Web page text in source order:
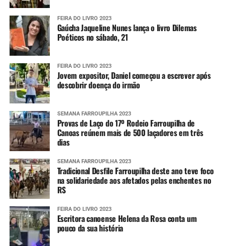
Para aumentar o nível de prevenção, as pessoas podem se
cadastrar para receberem os alertas meteorológicos da
Defesa Civil estadual. Para isso, é necessário enviar o CEP
da localidade por SMS para o número 40199. Em seguida,
uma confirmação é enviada, tornando o número
disponível para receber as informações sempre que elas
forem divulgadas.
Também é possível se cadastrar via aplicativo Whatsapp.
Para ter acesso ao serviço, é necessário se registrar pelo
telefone (61) 2034-4611 ou clicandoaqui. Em seguida, é
preciso interagir com o robô de atendimento enviando
um simples “Oi”.
Após a primeira interação, o usuário pode compartilhar
sua localização atual ou qualquer outra do seu interesse
para, dessa forma, receber as mensagens que serão
encaminhadas pela Defesa Civil estadual.
FEIRA DO LIVRO 2023
Gaúcha Jaqueline Nunes lança o livro Dilemas
Poéticos no sábado, 21
FEIRA DO LIVRO 2023
Jovem expositor, Daniel começou a escrever após
descobrir doença do irmão
SEMANA FARROUPILHA 2023
Provas de Laço do 17º Rodeio Farroupilha de
Canoas reúnem mais de 500 laçadores em três
dias
SEMANA FARROUPILHA 2023
Tradicional Desfile Farroupilha deste ano teve foco
na solidariedade aos afetados pelas enchentes no
RS
FEIRA DO LIVRO 2023
Escritora canoense Helena da Rosa conta um
pouco da sua história